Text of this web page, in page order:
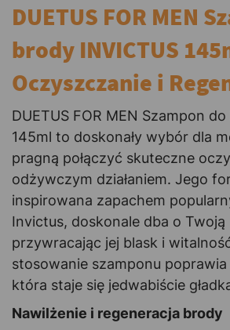
DUETUS FOR MEN
brody INVICTUS
Oczyszczanie i
DUETUS FOR MEN Szampon
145ml to doskonały wybór dla
pragną połączyć skuteczne
odżywczym działaniem. Jego
inspirowana zapachem
Invictus, doskonale dba o Twoją
przywracając jej blask i
stosowanie szamponu
która staje się jedwabiście
Nawilżenie i regeneracja brody